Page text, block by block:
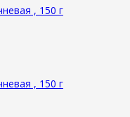
, 150 г
, 150 г